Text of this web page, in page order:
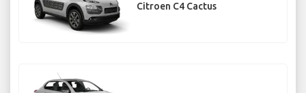
Citroen C4 Cactus